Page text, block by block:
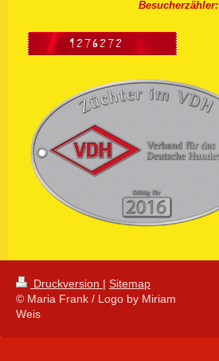
Besucherzähler:
Druckversion | Sitemap
© Maria Frank / Logo by Miriam
Weis